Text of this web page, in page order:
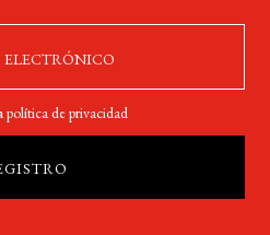
política de privacidad